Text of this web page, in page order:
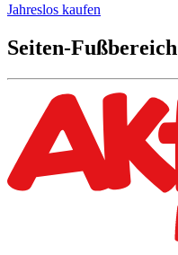
Jahreslos kaufen
Seiten-Fußbereich